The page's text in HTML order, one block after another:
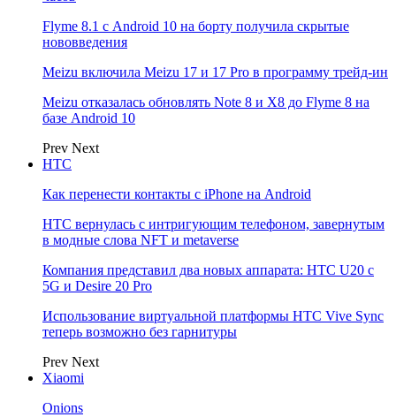
Flyme 8.1 с Android 10 на борту получила скрытые
нововведения
Meizu включила Meizu 17 и 17 Pro в программу трейд-ин
Meizu отказалась обновлять Note 8 и X8 до Flyme 8 на
базе Android 10
Prev Next
НТС
Как перенести контакты с iPhone на Android
HTC вернулась с интригующим телефоном, завернутым
в модные слова NFT и metaverse
Компания представил два новых аппарата: HTC U20 с
5G и Desire 20 Pro
Использование виртуальной платформы HTC Vive Sync
теперь возможно без гарнитуры
Prev Next
Xiaomi
Onions